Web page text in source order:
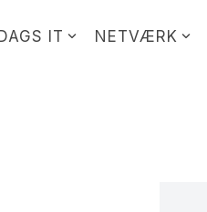
IT NETVÆRK